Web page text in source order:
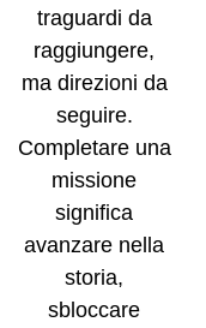
traguardi da
raggiungere,
ma direzioni da
seguire.
Completare una
missione
significa
avanzare nella
storia,
sbloccare